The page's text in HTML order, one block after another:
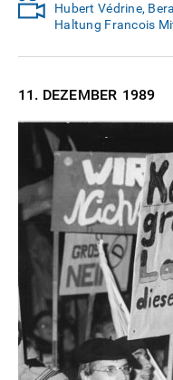
Hubert Védrine,
Haltung Francois
11. DEZEMBER 1989